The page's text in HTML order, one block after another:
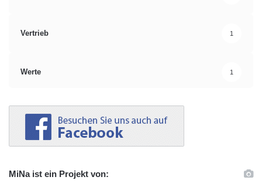
Vertrieb 1
Werte 1
MiNa ist ein Projekt von: